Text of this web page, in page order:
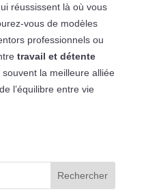
réussissent là où vous
vous de modèles
professionnels ou
travail et détente
souvent la meilleure alliée
l’équilibre entre vie
Rechercher